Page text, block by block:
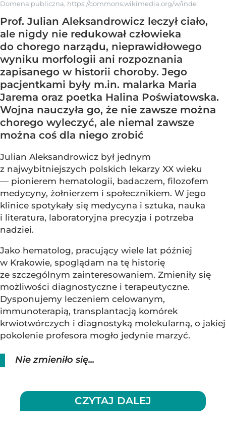
Domena publiczna, https://commons.wikimedia.org/w/inde
Prof. Julian Aleksandrowicz leczył ciało,
ale nigdy nie redukował człowieka
do chorego narządu, nieprawidłowego
wyniku morfologii ani rozpoznania
zapisanego w historii choroby. Jego
pacjentkami były m.in. malarka Maria
Jarema oraz poetka Halina Poświatowska.
Wojna nauczyła go, że nie zawsze można
chorego wyleczyć, ale niemal zawsze
można coś dla niego zrobić
Julian Aleksandrowicz był jednym
z najwybitniejszych polskich lekarzy XX wieku
— pionierem hematologii, badaczem, filozofem
medycyny, żołnierzem i społecznikiem. W jego
klinice spotykały się medycyna i sztuka, nauka
i literatura, laboratoryjna precyzja i potrzeba
nadziei.
Jako hematolog, pracujący wiele lat później
w Krakowie, spoglądam na tę historię
ze szczególnym zainteresowaniem. Zmieniły się
możliwości diagnostyczne i terapeutyczne.
Dysponujemy leczeniem celowanym,
immunoterapią, transplantacją komórek
krwiotwórczych i diagnostyką molekularną, o jakiej
pokolenie profesora mogło jedynie marzyć.
Nie zmieniło się...
CZYTAJ DALEJ